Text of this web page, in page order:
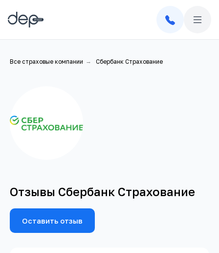
Все страховые компании → Сбербанк Страхование
Отзывы Сбербанк Страхование
Оставить отзыв